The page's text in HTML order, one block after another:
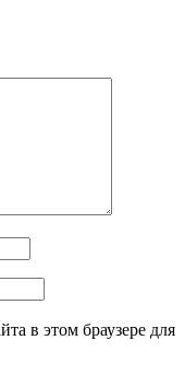
в этом браузере для